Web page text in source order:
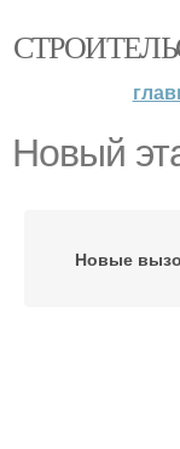
Новый
Новые